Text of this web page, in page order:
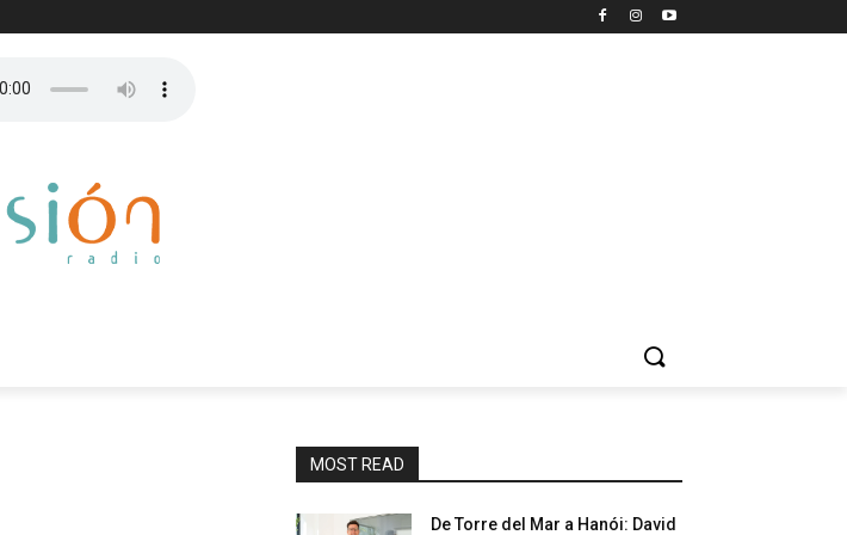
MOST READ
De Torre del Mar a Hanói: David